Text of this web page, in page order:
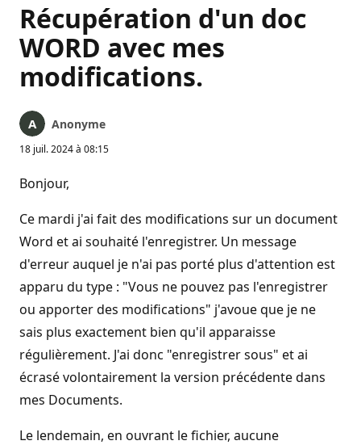
Récupération d'un doc
WORD avec mes
modifications.
Anonyme
18 juil. 2024 à 08:15
Bonjour,
Ce mardi j'ai fait des modifications sur un document
Word et ai souhaité l'enregistrer. Un message
d'erreur auquel je n'ai pas porté plus d'attention est
apparu du type : "Vous ne pouvez pas l'enregistrer
ou apporter des modifications" j'avoue que je ne
sais plus exactement bien qu'il apparaisse
régulièrement. J'ai donc "enregistrer sous" et ai
écrasé volontairement la version précédente dans
mes Documents.
Le lendemain, en ouvrant le fichier, aucune